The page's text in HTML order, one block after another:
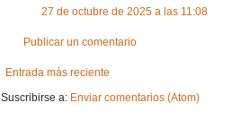
27 de octubre de 2025 a las 11:08
Publicar un comentario
Entrada más reciente
Suscribirse a: Enviar comentarios (Atom)